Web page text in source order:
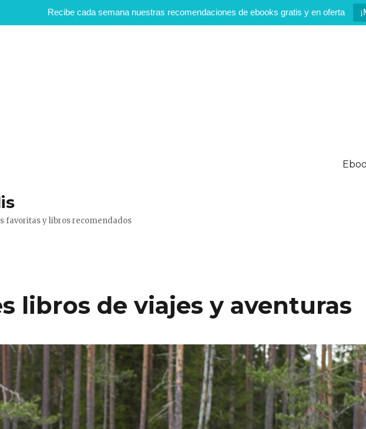
Recibe cada semana nuestras recomendaciones de ebooks gratis y en oferta
favoritas y libros recomendados
libros de viajes y aventuras